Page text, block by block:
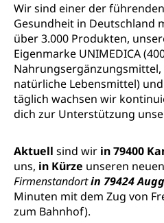
Wir sind einer der
Gesundheit in Deutschland
über 3.000 Produkten,
Eigenmarke UNIMEDICA
natürliche Lebensmittel)
täglich wachsen wir
dich zur Unterstützung
Aktuell sind wir in 79400
uns, in Kürze unseren
Firmenstandortin 79424
Minuten mit dem Zug von
zum Bahnhof).